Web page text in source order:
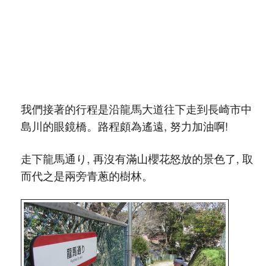
我們接著的行程是沿龍馬大道往下走到長崎市中
島川的眼鏡橋。路程頗為遙遠, 努力加油啊!
走下龍馬通り, 再沒有滿山櫻花怒放的景色了, 取
而代之是兩旁青蔥的樹林。